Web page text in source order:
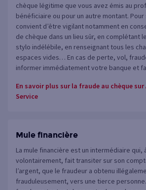
chèque légitime que vous avez émis au
bénéficiaire ou pour un autre montant. Pour
convient d’être vigilant notamment en
de chèque dans un lieu sûr, en complétant
stylo indélébile, en renseignant tous les
espaces vides… En cas de perte, vol,
informer immédiatement votre banque et
En savoir plus sur la fraude au chèque sur
Service
Mule financière
La mule financière est un intermédiaire qui,
volontairement, fait transiter sur son
l’argent, que le fraudeur a obtenu
frauduleusement, vers une tierce